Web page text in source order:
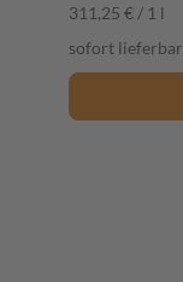
311,25 € / 1 l
sofort lieferbar